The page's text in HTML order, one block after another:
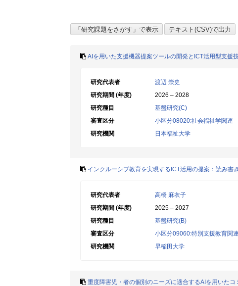
AIを用いた支援機器提案ツールの開発とICT活用型支援
研究代表者
渡辺 崇史
研究期間 (年度)
2026 – 2028
研究種目
基盤研究(C)
審査区分
小区分08020:社会福祉学関連
研究機関
日本福祉大学
インクルーシブ教育を実現するICT活用の提案：読み書
研究代表者
高橋 麻衣子
研究期間 (年度)
2025 – 2027
研究種目
基盤研究(B)
審査区分
小区分09060:特別支援教育関連
研究機関
早稲田大学
重度障害児・者の個別のニーズに適合するAIを用いた